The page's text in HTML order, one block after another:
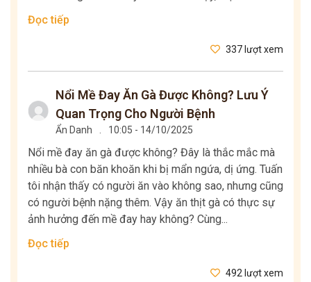
Đọc tiếp
337 lượt xem
Nổi Mề Đay Ăn Gà Được Không? Lưu Ý
Quan Trọng Cho Người Bệnh
Ẩn Danh 10:05 - 14/10/2025
Nổi mề đay ăn gà được không? Đây là thắc mắc mà
nhiều bà con băn khoăn khi bị mẩn ngứa, dị ứng. Tuấn
tôi nhận thấy có người ăn vào không sao, nhưng cũng
có người bệnh nặng thêm. Vậy ăn thịt gà có thực sự
ảnh hưởng đến mề đay hay không? Cùng...
Đọc tiếp
492 lượt xem